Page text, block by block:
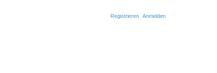
Anmelden
Registrieren